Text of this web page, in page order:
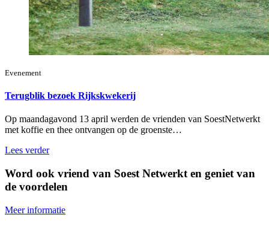
Evenement
Terugblik bezoek Rijkskwekerij
Op maandagavond 13 april werden de vrienden van SoestNetwerkt
met koffie en thee ontvangen op de groenste…
Lees verder
Word ook vriend van Soest Netwerkt en geniet van
de voordelen
Meer informatie